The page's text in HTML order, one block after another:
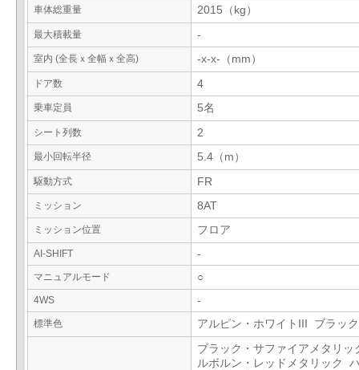
車体総重量 2015（kg）
最大積載量 -
室内 (全長ｘ全幅ｘ全高) -x-x-（mm）
ドア数 4
乗車定員 5名
シート列数 2
最小回転半径 5.4（m）
駆動方式 FR
ミッション 8AT
ミッション位置 フロア
AI-SHIFT -
マニュアルモード ○
4WS -
標準色 アルピン・ホワイトIII ブラッ
ブラック・サファイアメタリ
ルボルン・レッドメタリック